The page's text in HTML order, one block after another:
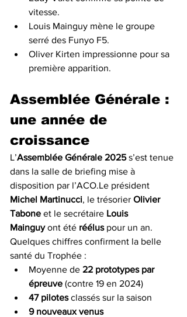
vitesse.
Louis Mainguy mène le groupe
serré des Funyo F5.
Oliver Kirten impressionne pour sa
première apparition.
Assemblée Générale :
une année de
croissance
L’Assemblée Générale 2025 s’est tenue
dans la salle de briefing mise à
disposition par l’ACO.Le président
Michel Martinucci, le trésorier Olivier
Tabone et le secrétaire Louis
Mainguy ont été réélus pour un an.
Quelques chiffres confirment la belle
santé du Trophée :
Moyenne de 22 prototypes par
épreuve (contre 19 en 2024)
47 pilotes classés sur la saison
9 nouveaux venus